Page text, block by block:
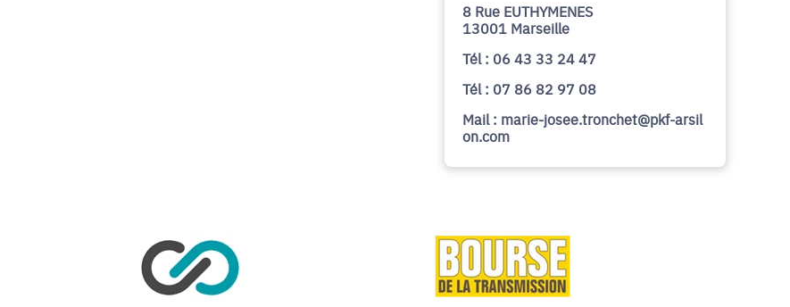
8 Rue EUTHYMENES
13001 Marseille
Tél : 06 43 33 24 47
Tél : 07 86 82 97 08
Mail : marie-josee.tronchet@pkf-arsil
on.com